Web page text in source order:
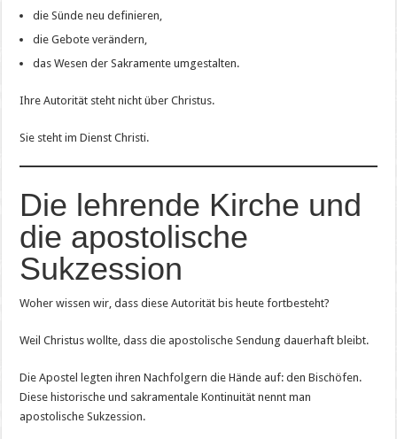
die Sünde neu definieren,
die Gebote verändern,
das Wesen der Sakramente umgestalten.
Ihre Autorität steht nicht über Christus.
Sie steht im Dienst Christi.
Die lehrende Kirche und
die apostolische
Sukzession
Woher wissen wir, dass diese Autorität bis heute fortbesteht?
Weil Christus wollte, dass die apostolische Sendung dauerhaft bleibt.
Die Apostel legten ihren Nachfolgern die Hände auf: den Bischöfen.
Diese historische und sakramentale Kontinuität nennt man
apostolische Sukzession.